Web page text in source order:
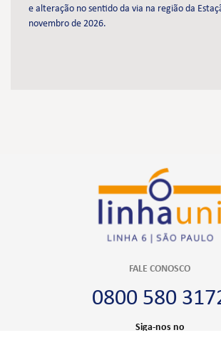
e alteração no sentido da via na região da
novembro de 2026.
FALE CONOSCO
0800 580
Siga-nos no